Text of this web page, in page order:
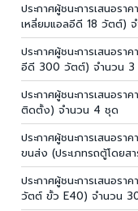
ประกาศผู้ชนะการเสนอร
เหลี่ยมแอลอีดี 18 วัตต์)
ประกาศผู้ชนะการเสนอร
อีดี 300 วัตต์) จำนวน 3
ประกาศผู้ชนะการเสนอร
ติดตั้ง) จำนวน 4 ชุด
ประกาศผู้ชนะการเสนอร
ขนส่ง (ประเภทรถตู้โดยส
ประกาศผู้ชนะการเสนอร
วัตต์ ขั้ว E40) จำนวน